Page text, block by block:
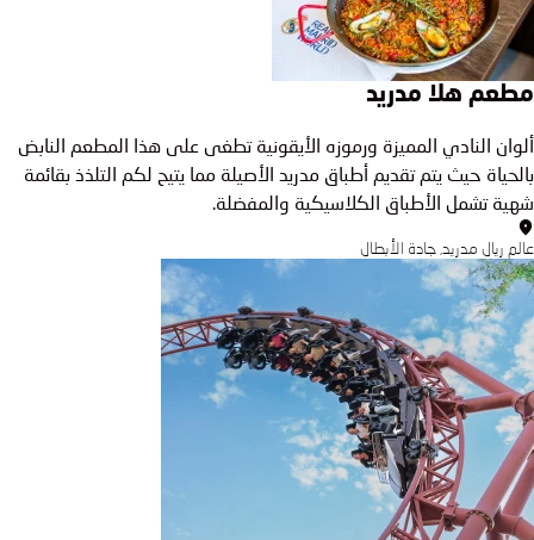
مطعم هلا مدريد
ألوان النادي المميزة ورموزه الأيقونية تطغى على هذا المطعم النابض
بالحياة حيث يتم تقديم أطباق مدريد الأصيلة مما يتيح لكم التلذذ بقائمة
شهية تشمل الأطباق الكلاسيكية والمفضلة.
عالم ريال مدريد, جادة الأبطال